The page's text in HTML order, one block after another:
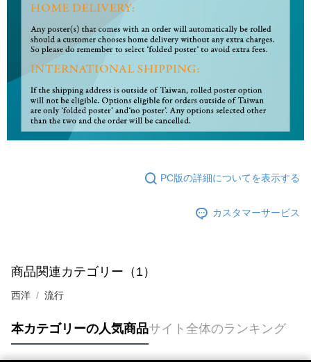
PC版の詳細についてを表示する
カスタマーサービス
商品関連カテゴリー（1）
西洋 流行
本カテゴリーの人気商品サイト全体のランキング